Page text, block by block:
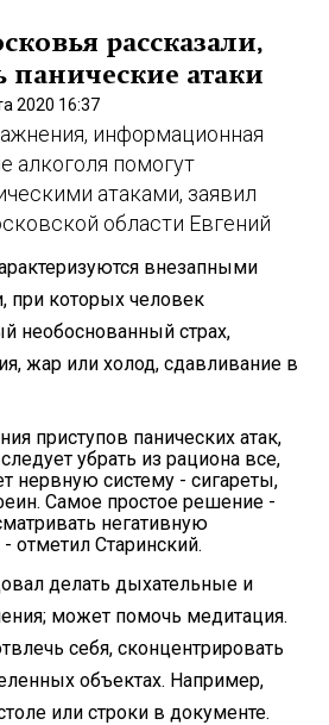
рассказали,
панические атаки
2020 16:37
информационная
алкоголя помогут
атаками, заявил
области Евгений
внезапными
при которых человек
необоснованный страх,
жар или холод, сдавливание в
приступов панических атак,
убрать из рациона все,
нервную систему - сигареты,
Самое простое решение -
негативную
отметил Старинский.
делать дыхательные и
может помочь медитация.
себя, сконцентрировать
объектах. Например,
или строки в документе.